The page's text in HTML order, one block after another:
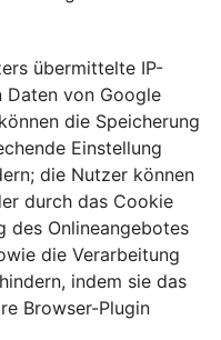
übermittelte IP-
Daten von Google
die Speicherung
Einstellung
die Nutzer können
durch das Cookie
des Onlineangebotes
die Verarbeitung
indem sie das
Browser-Plugin